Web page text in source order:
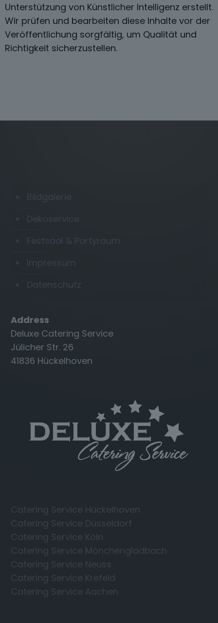
Unterstützung von Künstlicher Intelligenz erstellt.
Wir prüfen und bearbeiten diese Inhalte vor der
Veröffentlichung sorgfältig, um Qualität und
Richtigkeit sicherzustellen.
Bildgalerie
Dekoservice
Festsaal & Partyraum
Impressum
Datenschutz
Address
Deluxe Catering Service
Jülicher Str. 26
41836 Hückelhoven
Catering Service Hückelhoven
Catering Service Düsseldorf
Catering Service Köln
Catering Service Mönchengladbach
Catering Service Neuss
Catering Service Krefeld
Catering Service Aachen